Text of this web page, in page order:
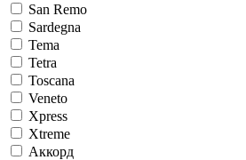
San Remo
Sardegna
Tema
Tetra
Toscana
Veneto
Xpress
Xtreme
Аккорд